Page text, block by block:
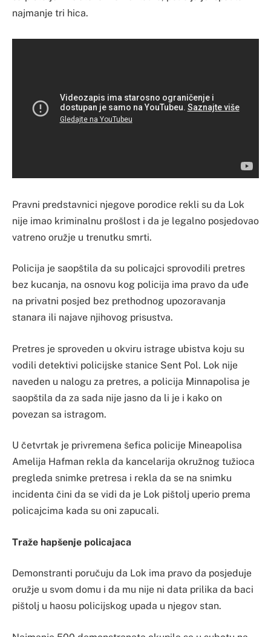
najmanje tri hica.
Pravni predstavnici njegove porodice rekli su da Lok
nije imao kriminalnu prošlost i da je legalno posjedovao
vatreno oružje u trenutku smrti.
Policija je saopštila da su policajci sprovodili pretres
bez kucanja, na osnovu kog policija ima pravo da uđe
na privatni posjed bez prethodnog upozoravanja
stanara ili najave njihovog prisustva.
Pretres je sproveden u okviru istrage ubistva koju su
vodili detektivi policijske stanice Sent Pol. Lok nije
naveden u nalogu za pretres, a policija Minnapolisa je
saopštila da za sada nije jasno da li je i kako on
povezan sa istragom.
U četvrtak je privremena šefica policije Mineapolisa
Amelija Hafman rekla da kancelarija okružnog tužioca
pregleda snimke pretresa i rekla da se na snimku
incidenta čini da se vidi da je Lok pištolj uperio prema
policajcima kada su oni zapucali.
Traže hapšenje policajaca
Demonstranti poručuju da Lok ima pravo da posjeduje
oružje u svom domu i da mu nije ni data prilika da baci
pištolj u haosu policijskog upada u njegov stan.